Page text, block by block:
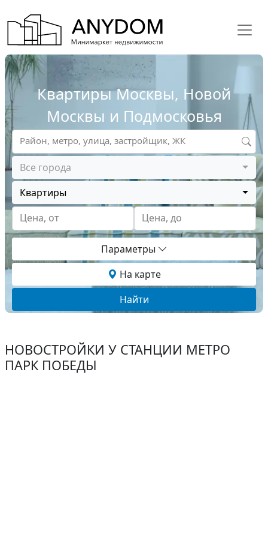
Квартиры Москвы, Новой
Москвы и Подмосковья
Все города
Квартиры
Цена, от
Цена, до
Район, метро, улица, застройщик, ЖК
Параметры
На карте
Найти
НОВОСТРОЙКИ У СТАНЦИИ МЕТРО
ПАРК ПОБЕДЫ